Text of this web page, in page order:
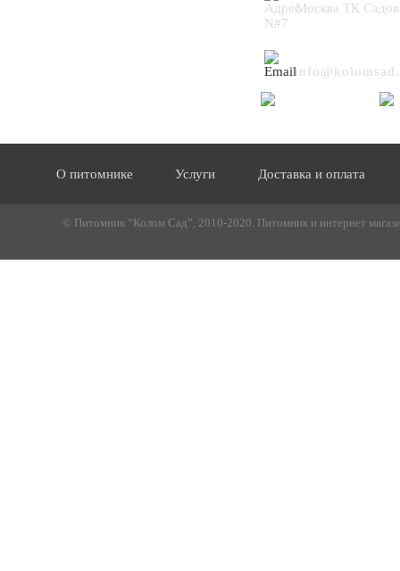
Москва ТК
N#7
О питомнике Услуги Доставка и оплата
© Питомник “Колом Сад”, 2010-2020. Питомник и интернет